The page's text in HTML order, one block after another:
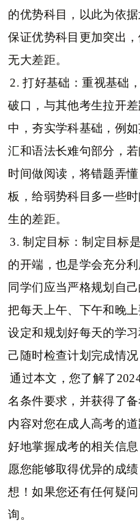
的优势科目，以此为依
保证优势科目更加突出
无大差距。
2. 打好基础：重视基础
破口，与其他考生拉开
中，夯实学科基础，例
汇和语法长难句部分，
时间做阅读，将错题弄
板，给弱势科目多一些
生的差距。
3. 制定目标：制定目标
的开端，也是学会充分
同学们应当严格规划自
把每天上午、下午和晚
设定和规划好每天的学
己随时检查计划完成情
通过本文，您了解了
名条件要求，并获得了
内容对您在成人高考的
好地掌握成考的相关信
愿您能够取得优异的成
想！如果您还有任何疑
询。